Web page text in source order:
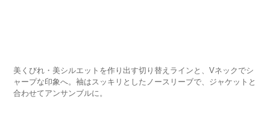
美くびれ・美シルエットを作り出す切り替えラインと、Vネックでシ
ャープな印象へ。袖はスッキリとしたノースリーブで、ジャケットと
合わせてアンサンブルに。